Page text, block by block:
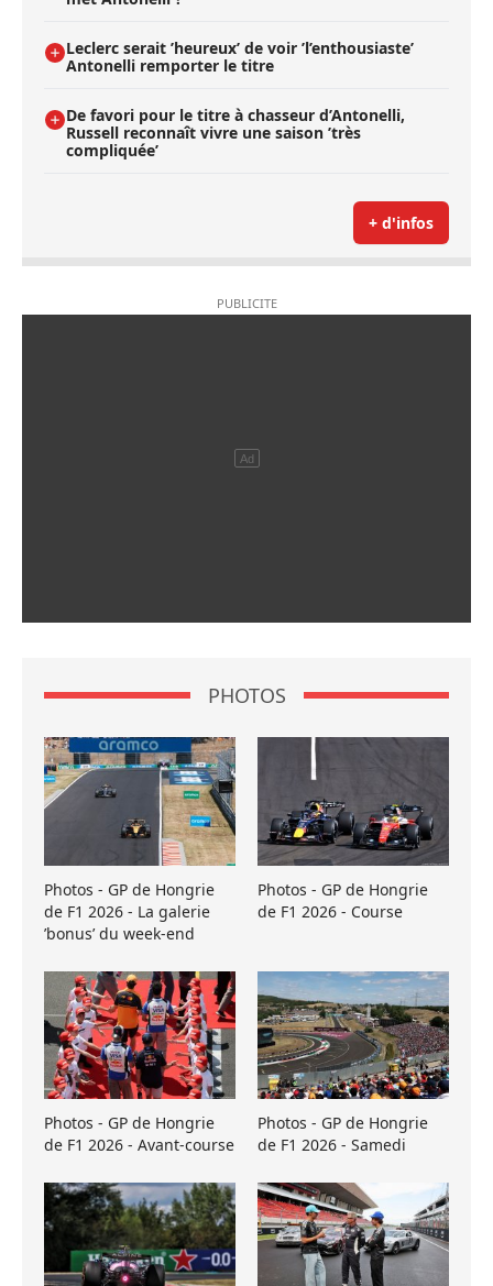
Leclerc serait ’heureux’ de voir ’l’enthousiaste’
Antonelli remporter le titre
De favori pour le titre à chasseur d’Antonelli,
Russell reconnaît vivre une saison ’très
compliquée’
+ d'infos
PHOTOS
Photos - GP de Hongrie
de F1 2026 - La galerie
’bonus’ du week-end
Photos - GP de Hongrie
de F1 2026 - Course
Photos - GP de Hongrie
de F1 2026 - Avant-course
Photos - GP de Hongrie
de F1 2026 - Samedi